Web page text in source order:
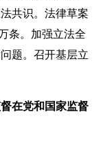
共识。法律草案
条。加强立法全
题。召开基层立
在党和国家监督